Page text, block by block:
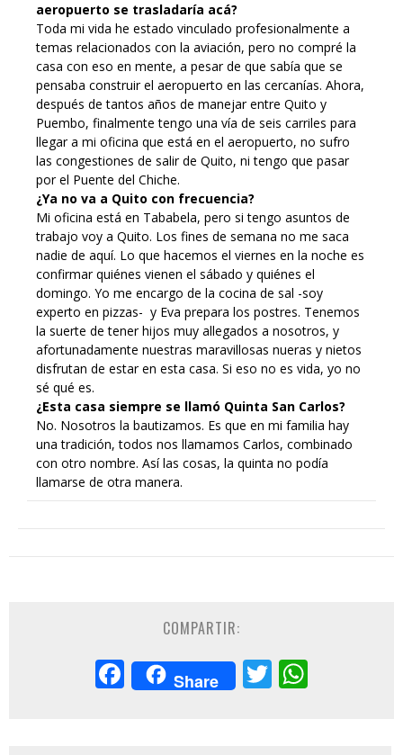
aeropuerto se trasladaría acá?
Toda mi vida he estado vinculado profesionalmente a
temas relacionados con la aviación, pero no compré la
casa con eso en mente, a pesar de que sabía que se
pensaba construir el aeropuerto en las cercanías. Ahora,
después de tantos años de manejar entre Quito y
Puembo, finalmente tengo una vía de seis carriles para
llegar a mi oficina que está en el aeropuerto, no sufro
las congestiones de salir de Quito, ni tengo que pasar
por el Puente del Chiche.
¿Ya no va a Quito con frecuencia?
Mi oficina está en Tababela, pero si tengo asuntos de
trabajo voy a Quito. Los fines de semana no me saca
nadie de aquí. Lo que hacemos el viernes en la noche es
confirmar quiénes vienen el sábado y quiénes el
domingo. Yo me encargo de la cocina de sal -soy
experto en pizzas- y Eva prepara los postres. Tenemos
la suerte de tener hijos muy allegados a nosotros, y
afortunadamente nuestras maravillosas nueras y nietos
disfrutan de estar en esta casa. Si eso no es vida, yo no
sé qué es.
¿Esta casa siempre se llamó Quinta San Carlos?
No. Nosotros la bautizamos. Es que en mi familia hay
una tradición, todos nos llamamos Carlos, combinado
con otro nombre. Así las cosas, la quinta no podía
llamarse de otra manera.
COMPARTIR:
Facebook
Share Twitter